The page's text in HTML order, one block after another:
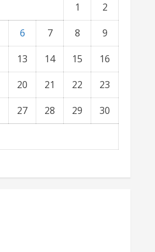
1
2
6 7 8
9
13 14 15
16
20 21 22
23
27 28 29
30